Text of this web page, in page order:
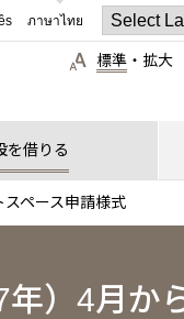
ภาษาไทย
を借りる
標準 ・ 拡大
ペース申請様式
）4月か